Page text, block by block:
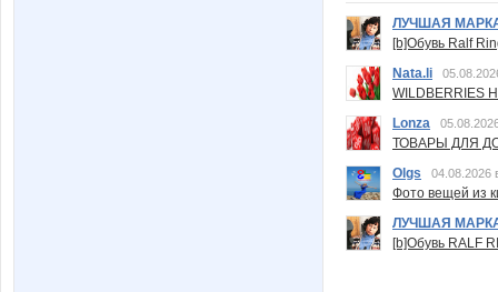
ЛУЧШАЯ
[b]Обувь Ralf
Nata.li
Lonza
ТОВАРЫ ДЛЯ
Olgs
04.08.2026
Фото вещей из
ЛУЧШАЯ
[b]Обувь RALF